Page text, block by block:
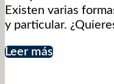
Existen varias
y particular.
Leer más